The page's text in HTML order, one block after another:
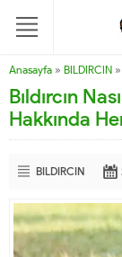
Anasayfa » BILDIRCIN »
Bıldırcın
Hakkında
BILDIRCIN